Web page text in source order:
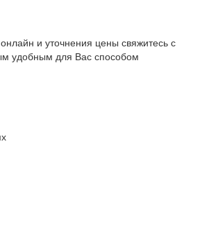
и уточнения цены свяжитесь с
удобным для Вас способом